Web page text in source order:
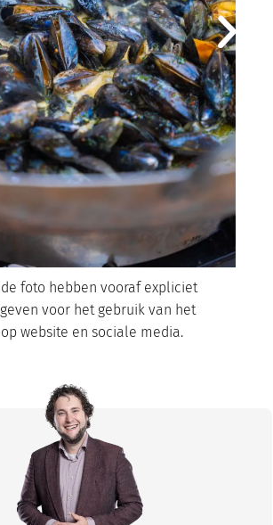
foto hebben vooraf expliciet
voor het gebruik van het
website en sociale media.